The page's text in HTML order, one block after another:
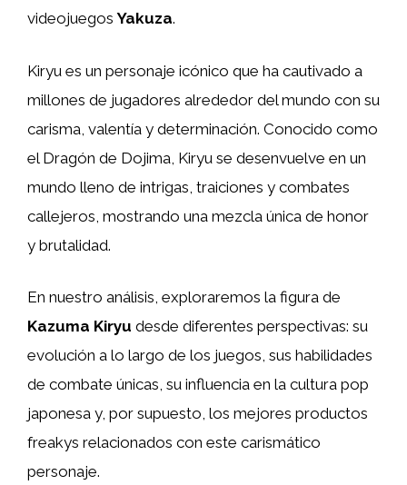
videojuegosYakuza.
Kiryu es un personaje icónico que ha cautivado a
millones de jugadores alrededor del mundo con su
carisma, valentía y determinación. Conocido como
el Dragón de Dojima, Kiryu se desenvuelve en un
mundo lleno de intrigas, traiciones y combates
callejeros, mostrando una mezcla única de honor
y brutalidad.
En nuestro análisis, exploraremos la figura de
Kazuma Kiryu desde diferentes perspectivas: su
evolución a lo largo de los juegos, sus habilidades
de combate únicas, su influencia en la cultura pop
japonesa y, por supuesto, los mejores productos
freakys relacionados con este carismático
personaje.